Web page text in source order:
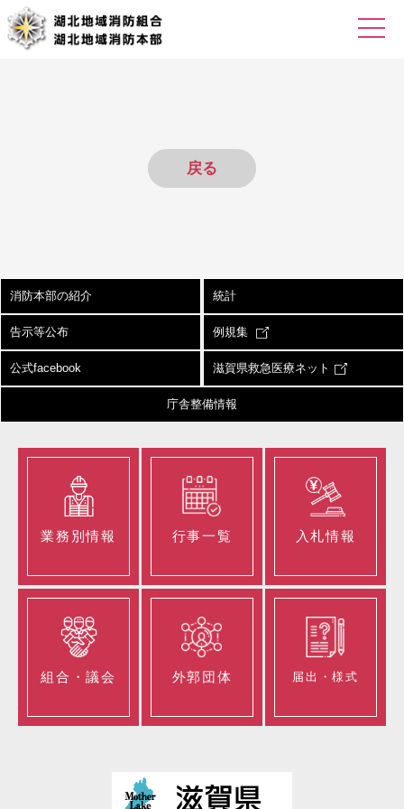
戻る
消防本部の紹介 統計
告示等公布 例規集
公式facebook 滋賀県救急医療ネット
庁舎整備情報
業務別情報 行事一覧 入札情報
組合・議会 外郭団体 届出・様式